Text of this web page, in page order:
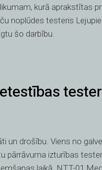
kurā aprakstītas
noplūdes testeris
šo darbību.
un drošību. Viens no
pārrāvuma izturības